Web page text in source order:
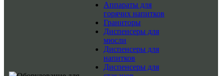
Аппараты для
горячих напитков
Граниторы
Диспенсеры для
мюсли
Диспенсеры для
напитков
Диспенсеры для